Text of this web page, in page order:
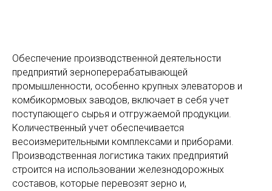
Обеспечение производственной деятельности
предприятий зерноперерабатывающей
промышленности, особенно крупных элеваторов и
комбикормовых заводов, включает в себя учет
поступающего сырья и отгружаемой продукции.
Количественный учет обеспечивается
весоизмерительными комплексами и приборами.
Производственная логистика таких предприятий
строится на использовании железнодорожных
составов, которые перевозят зерно и,